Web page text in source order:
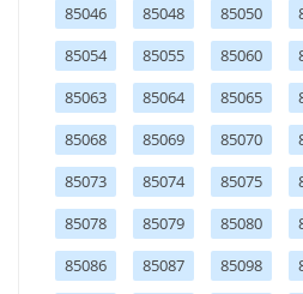
85046
85048 85050
85054
85055 85060
85063
85064 85065
85068
85069 85070
85073
85074 85075
85078
85079 85080
85086
85087 85098